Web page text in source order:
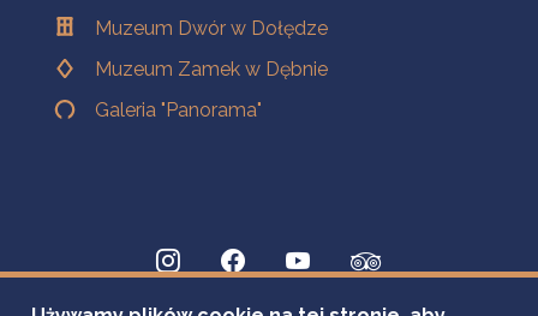
Muzeum Dwór w Dołędze
Muzeum Zamek w Dębnie
Galeria "Panorama"